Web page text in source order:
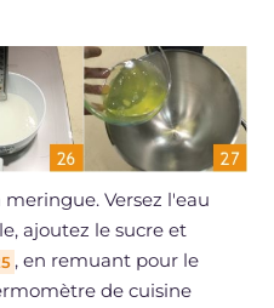
Versez l'eau
ajoutez le sucre et
, en remuant pour le
de cuisine